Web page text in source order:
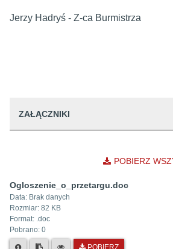
Jerzy Hadryś - Z-ca Burmistrza
ZAŁĄCZNIKI
POBIERZ
Ogloszenie_o_przetargu.doc
Data: Brak danych
Rozmiar: 82 KB
Format: .doc
Pobrano: 0
POBIERZ